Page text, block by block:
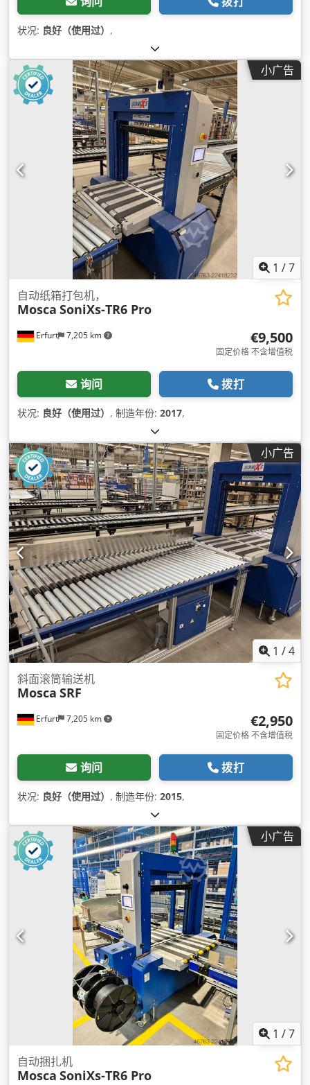
状况: 良好（使用过） ,
小广告
1 /7
Erfurt 7,205 km
自动纸箱打包机，
Mosca SoniXs-TR6 Pro
€9,500
固定价格 不含增值税
询问 拨打
状况: 良好（使用过） , 制造年份: 2017,
小广告
1 /4
Erfurt 7,205 km
斜面滚筒输送机
Mosca SRF
€2,950
固定价格 不含增值税
询问 拨打
状况: 良好（使用过） , 制造年份: 2015,
小广告
1 /7
自动捆扎机
Mosca SoniXs-TR6 Pro